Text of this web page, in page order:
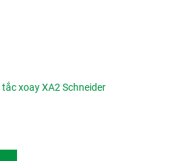
xoay XA2 Schneider